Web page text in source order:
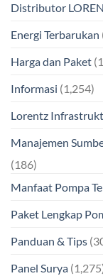
Distributor
Energi Terbarukan
Harga dan Paket
Informasi (1,254)
Lorentz
Manajemen
(186)
Manfaat Pompa
Paket Lengkap
Panduan & Tips
Panel Surya